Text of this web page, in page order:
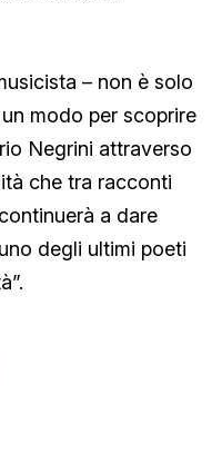
– non è solo
modo per scoprire
Negrini attraverso
che tra racconti
a dare
degli ultimi poeti